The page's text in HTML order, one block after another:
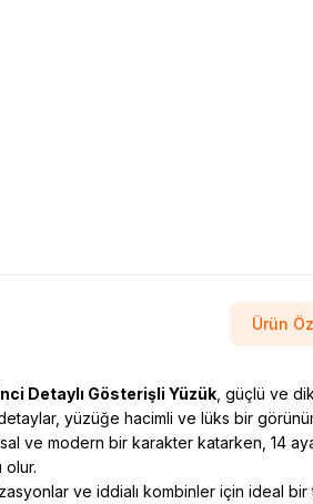
Ürün
Detaylı Gösterişli Yüzük , güçlü ve
yüzüğe hacimli ve lüks bir
ve modern bir karakter katarken, 14
olur.
ve iddialı kombinler için ideal bir